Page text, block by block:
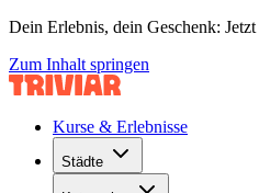
Dein Erlebnis, dein Geschenk: Jetzt
Zum Inhalt springen
Kurse & Erlebnisse
Städte